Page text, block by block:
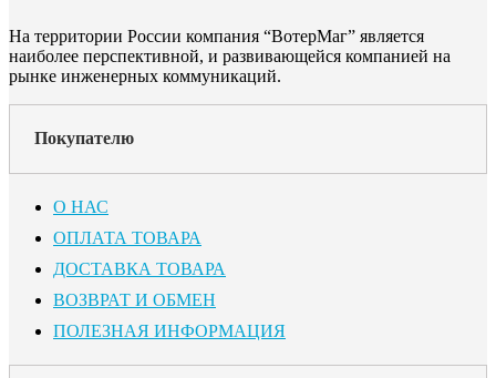
На территории России компания “ВотерМаг” является
наиболее перспективной, и развивающейся компанией на
рынке инженерных коммуникаций.
Покупателю
О НАС
ОПЛАТА ТОВАРА
ДОСТАВКА ТОВАРА
ВОЗВРАТ И ОБМЕН
ПОЛЕЗНАЯ ИНФОРМАЦИЯ